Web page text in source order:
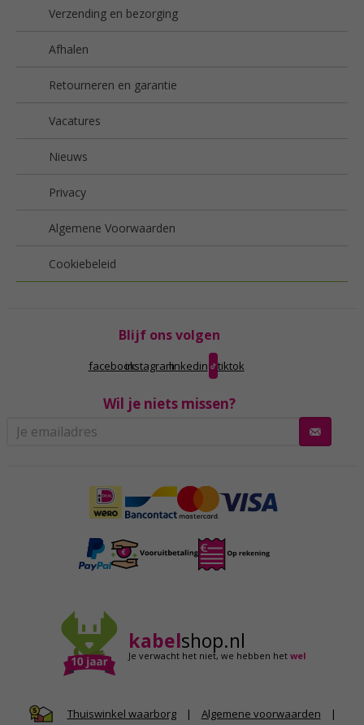
Verzending en bezorging
Afhalen
Retourneren en garantie
Vacatures
Nieuws
Privacy
Algemene Voorwaarden
Cookiebeleid
Blijf ons volgen
facebookinstagramlinkedin tiktok
Wil je niets missen?
kabelshop.nl
Je verwacht het niet,we hebben hetwel
Thuiswinkel waarborg | Algemene voorwaarden |